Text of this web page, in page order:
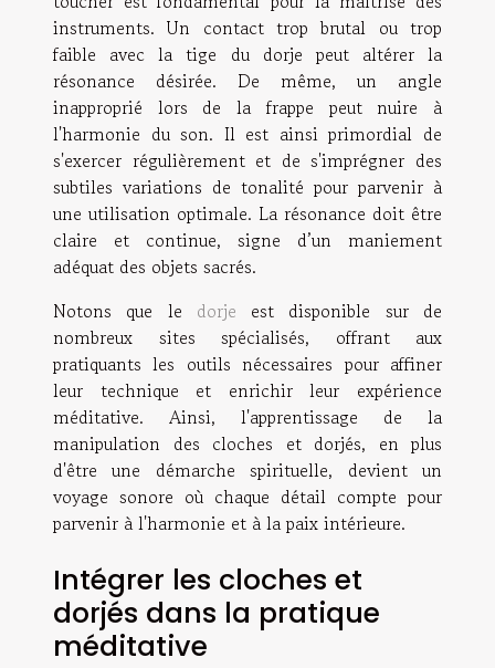
instruments. Un contact trop brutal ou trop
faible avec la tige du dorje peut altérer la
résonance désirée. De même, un angle
inapproprié lors de la frappe peut nuire à
l'harmonie du son. Il est ainsi primordial de
s'exercer régulièrement et de s'imprégner des
subtiles variations de tonalité pour parvenir à
une utilisation optimale. La résonance doit être
claire et continue, signe d’un maniement
adéquat des objets sacrés.
Notons que le dorje est disponible sur de
nombreux sites spécialisés, offrant aux
pratiquants les outils nécessaires pour affiner
leur technique et enrichir leur expérience
méditative. Ainsi, l'apprentissage de la
manipulation des cloches et dorjés, en plus
d'être une démarche spirituelle, devient un
voyage sonore où chaque détail compte pour
parvenir à l'harmonie et à la paix intérieure.
Intégrer les cloches et
dorjés dans la pratique
méditative